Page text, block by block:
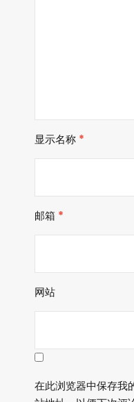
显示名称 *
邮箱 *
网站
在此浏览器中保存我